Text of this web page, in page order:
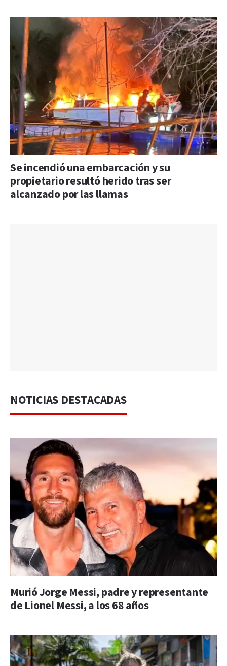
Se incendió una embarcación y su
propietario resultó herido tras ser
alcanzado por las llamas
NOTICIAS DESTACADAS
Murió Jorge Messi, padre y representante
de Lionel Messi, a los 68 años